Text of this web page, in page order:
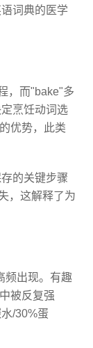
词典的医学
，而"bake"多
烹饪动词选
优势，此类
的关键步骤
，这解释了为
频出现。有趣
被反复强
/30%蛋